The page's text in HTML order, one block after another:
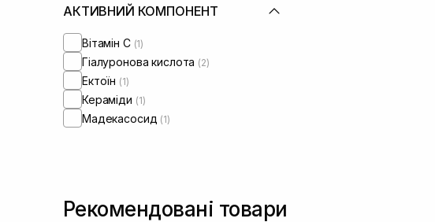
Шкіра обличчя з порушеним
Шкіра обличчя з порушеним
мікробіомом
Зволожуючі сироватки для
обличчя
АКТИВНИЙ КОМПОНЕНТ
Вітамін C (1)
Гіалуронова кислота (2)
Ектоїн (1)
Кераміди (1)
Мадекасосид (1)
Рекомендовані товари